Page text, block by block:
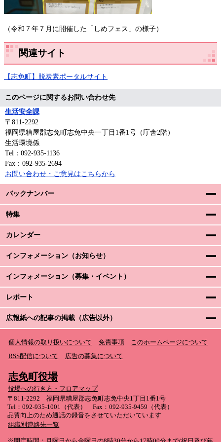
バックナンバー
特集
カレンダー
インフォメーション（お知らせ）
インフォメーション（募集・イベント）
レポート
広報紙への記事の掲載（広告以外）
（令和７年７月に開催した「しめフェス」の様子）
関連サイト
【志免町】脱炭素ポータルサイト
このページに関するお問い合わせ先
生活安全課
〒811-2292
福岡県糟屋郡志免町志免中央一丁目1番1号（庁舎2階）
生活環境係
Tel：092-935-1136
Fax：092-935-2694
お問い合わせ・ご意見はこちらから
個人情報の取り扱いについて 免責事項
このホームページについて
RSS配信について
広告の募集について
志免町役場
役場への行き方・フロアマップ
〒811-2292 福岡県糟屋郡志免町志免中央1丁目1番1号
Tel：092-935-1001（代表） Fax：092-935-9459（代表）
品質向上のため通話の録音をさせていただいています
組織別連絡先一覧